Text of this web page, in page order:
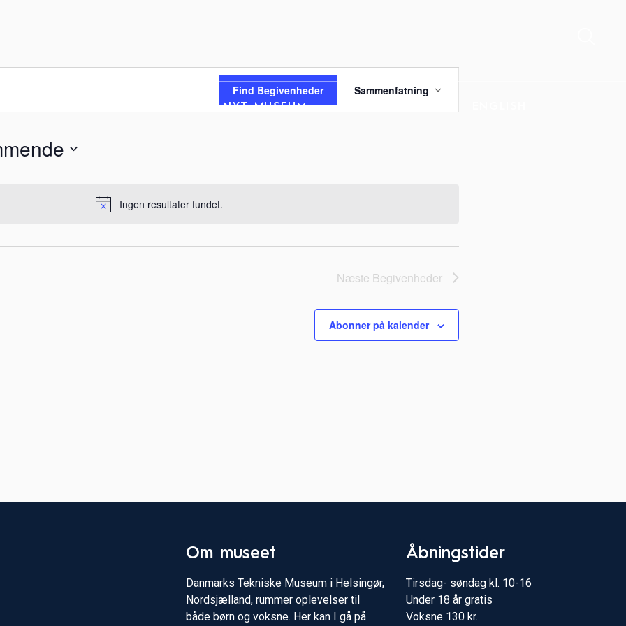
NYT MUSEUM
Notice
Ingen resultater fundet.
Find Begivenheder
Visninger
Sammenfatning
Næste Begivenheder
Abonner på kalender
Om museet
Danmarks Tekniske Museum i Helsingør,
Nordsjælland, rummer oplevelser til
både børn og voksne. Her kan I gå på
Åbningstider
Tirsdag- søndag kl. 10-16
Under 18 år gratis
Voksne 130 kr.